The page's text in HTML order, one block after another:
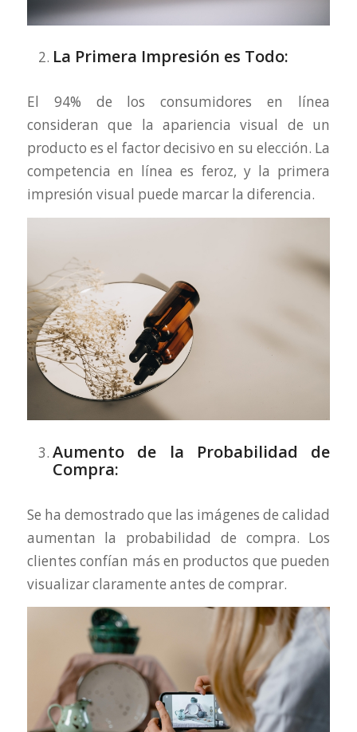
La Primera Impresión es Todo:
El 94% de los consumidores en línea
consideran que la apariencia visual de un
producto es el factor decisivo en su elección. La
competencia en línea es feroz, y la primera
impresión visual puede marcar la diferencia.
Aumento de la Probabilidad de
Compra:
Se ha demostrado que las imágenes de calidad
aumentan la probabilidad de compra. Los
clientes confían más en productos que pueden
visualizar claramente antes de comprar.